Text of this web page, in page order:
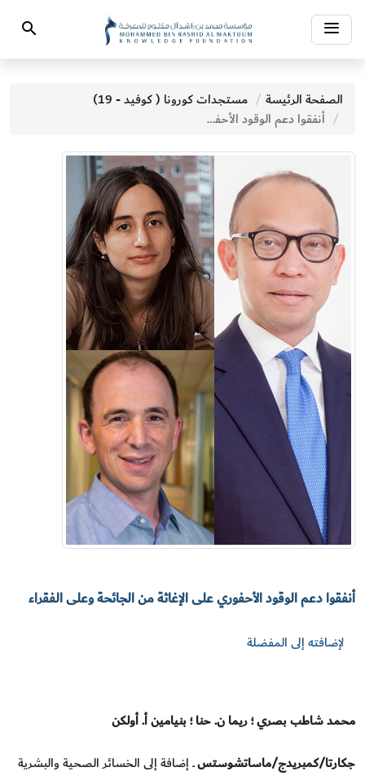
Toggle
navigation
Search
الصفحة الرئيسة
مستجدات كورونا ( كوفيد - 19)
أنفقوا دعم الوقود الأحفوري على الإغاثة من الجائحة وعلى الفقراء
أنفقوا دعم الوقود الأحفوري على الإغاثة من الجائحة وعلى الفقراء
لإضافته إلى المفضلة
محمد شاطب بصري ؛ ريما ن. حنا ؛ بنيامين أ. أولكن
جكارتا/كمبريدج/ماساتشوستســ إضافة إلى الخسائر الصحية والبشرية